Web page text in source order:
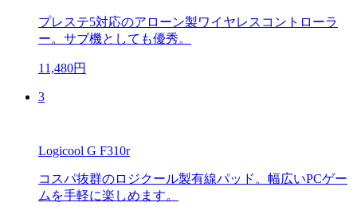
プレステ5対応のアローン製ワイヤレスコントローラ
ー。サブ機としても優秀。
11,480円
3
Logicool G F310r
コスパ抜群のロジクール製有線パッド。幅広いPCゲー
ムを手軽に楽しめます。